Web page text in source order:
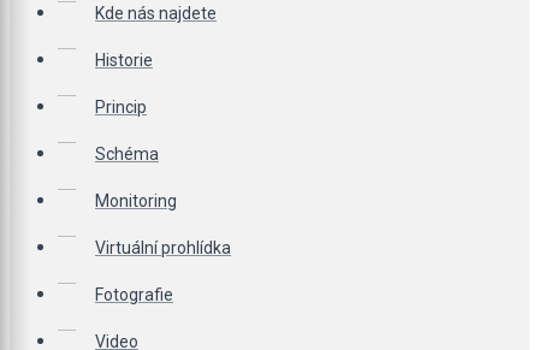
Kde nás najdete
Historie
Princip
Schéma
Monitoring
Virtuální prohlídka
Fotografie
Video